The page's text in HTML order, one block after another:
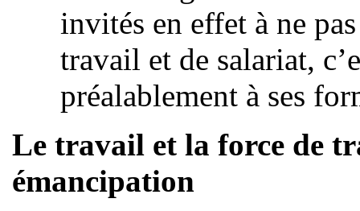
invités en effet à ne
travail et de salariat,
préalablement à ses
Le travail et la force de
émancipation